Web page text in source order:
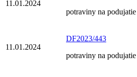
11.01.2024
potraviny na podujatie
11.01.2024
DF2023/443
potraviny na podujatie